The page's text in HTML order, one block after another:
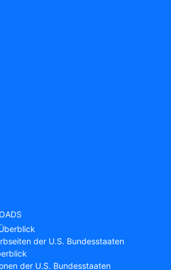
der U.S. Bundesstaaten
der U.S. Bundesstaaten